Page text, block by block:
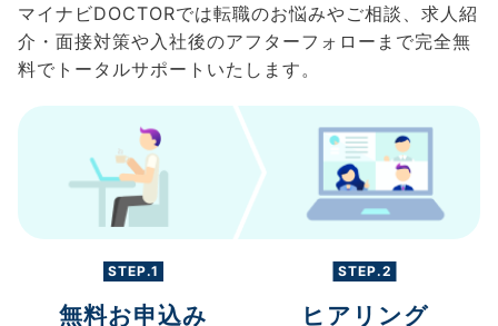
マイナビDOCTORでは転職のお悩みやご相談、求人紹
介・面接対策や入社後のアフターフォローまで完全無
料でトータルサポートいたします。
STEP.1
無料お申込み
STEP.2
ヒアリング